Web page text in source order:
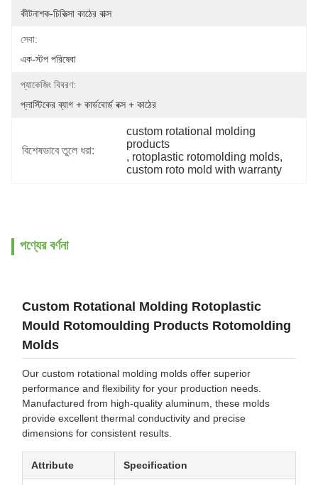
কীটনাশক-চিকিত্সা কাঠের বাক্স
সেবা:
এক-স্টপ পরিষেবা
প্যাকেজিং বিবরণ:
প্লাস্টিকের ব্যাগ + কার্ডবোর্ড বক্স + কাঠের
বিশেষভাবে তুলে ধরা:
custom rotational molding
products
, rotoplastic rotomolding molds,
custom roto mold with warranty
পণ্যের বর্ণনা
Custom Rotational Molding Rotoplastic
Mould Rotomoulding Products Rotomolding
Molds
Our custom rotational molding molds offer superior
performance and flexibility for your production needs.
Manufactured from high-quality aluminum, these molds
provide excellent thermal conductivity and precise
dimensions for consistent results.
Attribute Specification